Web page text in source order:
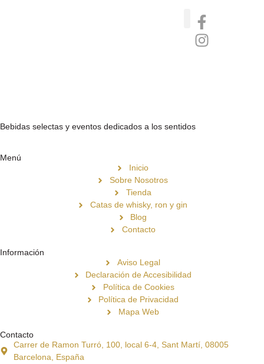
Bebidas selectas y eventos dedicados a los sentidos
Menú
Inicio
Sobre Nosotros
Tienda
Catas de whisky, ron y gin
Blog
Contacto
Información
Aviso Legal
Declaración de Accesibilidad
Política de Cookies
Política de Privacidad
Mapa Web
Contacto
Carrer de Ramon Turró, 100, local 6-4, Sant Martí, 08005
Barcelona, España